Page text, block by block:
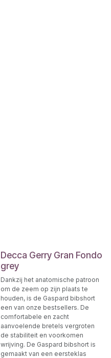
Decca Gerry Gran Fondo
grey
Dankzij het anatomische patroon
om de zeem op zijn plaats te
houden, is de Gaspard bibshort
een van onze bestsellers. De
comfortabele en zacht
aanvoelende bretels vergroten
de stabiliteit en voorkomen
wrijving. De Gaspard bibshort is
gemaakt van een eersteklas